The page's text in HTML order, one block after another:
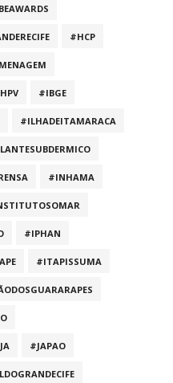
#HCP
#IBGE
#ILHADEITAMARACA
#INHAMA
#IPHAN
#ITAPISSUMA
#JAPAO